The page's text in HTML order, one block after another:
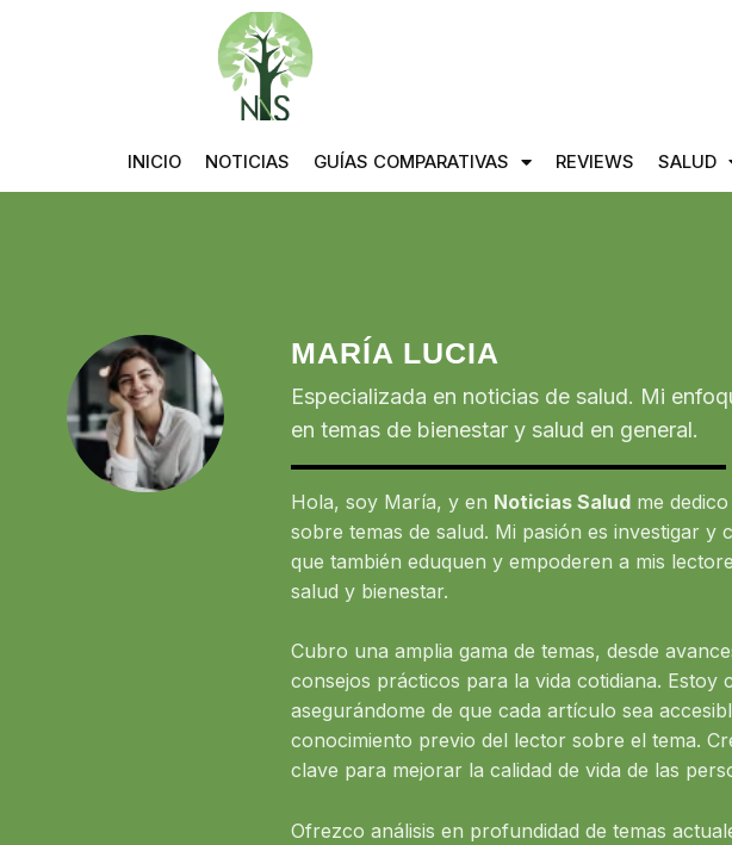
INICIO NOTICIAS GUÍAS COMPARATIVAS REVIEWS SALUD
MARÍA LUCIA
Especializada en noticias de salud. Mi
en temas de bienestar y salud en general.
Hola, soy María, y en Noticias Saludme
sobre temas de salud. Mi pasión es investigar
que también eduquen y empoderen a mis
salud y bienestar.
Cubro una amplia gama de temas, desde
consejos prácticos para la vida cotidiana.
asegurándome de que cada artículo sea
conocimiento previo del lector sobre el tema.
clave para mejorar la calidad de vida de las
Ofrezco análisis en profundidad de temas